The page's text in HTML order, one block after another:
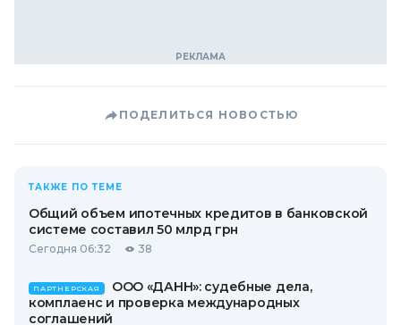
ПОДЕЛИТЬСЯ НОВОСТЬЮ
ТАКЖЕ ПО ТЕМЕ
Общий объем ипотечных кредитов в банковской
системе составил 50 млрд грн
Сегодня 06:32 38
ПАРТНЕРСКАЯ
ООО «ДАНН»: судебные дела,
комплаенс и проверка международных
соглашений